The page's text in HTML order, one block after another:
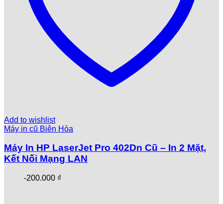
Add to wishlist
Máy in cũ Biên Hòa
Máy In HP LaserJet Pro 402Dn Cũ – In 2 Mặt,
Kết Nối Mạng LAN
-200.000 ₫